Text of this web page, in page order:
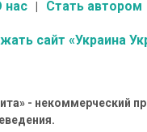
нас Стать автором
сайт «Украина
- некоммерческий